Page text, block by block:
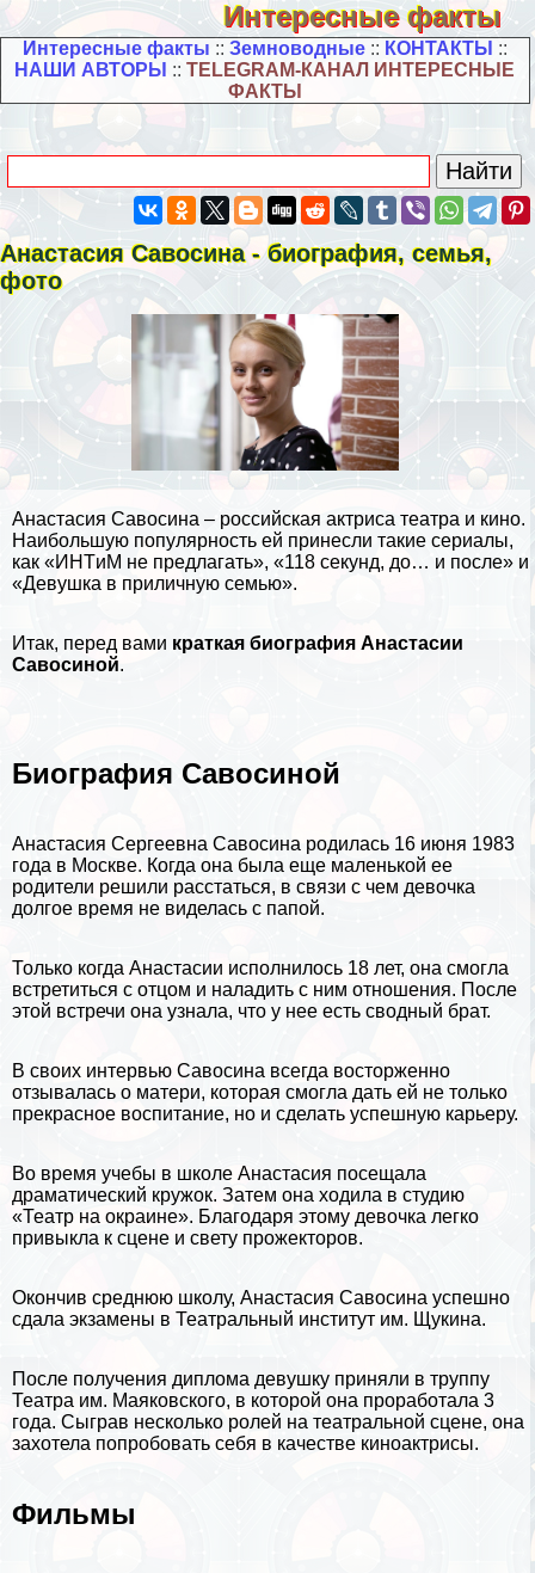
Интересные факты
Интересные факты :: Земноводные:: КОНТАКТЫ ::
НАШИ АВТОРЫ ::TELEGRAM-КАНАЛ ИНТЕРЕСНЫЕ
ФАКТЫ
Анастасия Савосина - биография, семья,
фото
Анастасия Савосина – российская актриса театра и кино.
Наибольшую популярность ей принесли такие сериалы,
как «ИHTиM не предлагать», «118 секунд, до… и после» и
«Дeвyшка в приличную семью».
Итак, перед вами краткая биография Анастасии
Савосиной.
Биография Савосиной
Анастасия Сергеевна Савосина родилась 16 июня 1983
года в Москве. Когда она была еще маленькой ее
родители решили расстаться, в связи с чем дeвoчка
долгое время не виделась с папой.
Только когда Анастасии исполнилось 18 лет, она смогла
встретиться с отцом и наладить с ним отношения. После
этой встречи она узнала, что у нее есть сводный брат.
В своих интервью Савосина всегда восторженно
отзывалась о матери, которая смогла дать ей не только
прекрасное воспитание, но и сделать успешную карьеру.
Во время учебы в школе Анастасия посещала
драматический кружок. Затем она ходила в студию
«Театр на окраине». Благодаря этому дeвoчка легко
привыкла к сцене и свету прожекторов.
Окончив среднюю школу, Анастасия Савосина успешно
сдала экзамены в Театральный институт им. Щукина.
После получения диплома дeвyшку приняли в труппу
Театра им. Маяковского, в которой она проработала 3
года. Сыграв несколько ролей на театральной сцене, она
захотела попробовать себя в качестве киноактрисы.
Фильмы